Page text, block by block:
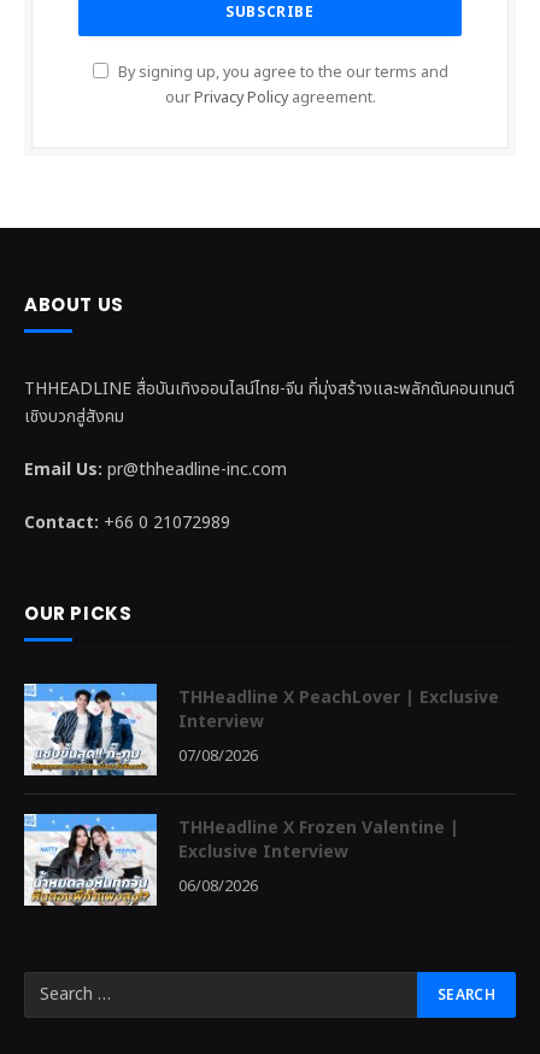
By signing up, you agree to the our terms and
ourPrivacy Policyagreement.
ABOUT US
THHEADLINE สื่อบันเทิงออนไลน์ไทย-จีน ที่มุ่งสร้างและพลักดันคอนเทนต์
เชิงบวกสู่สังคม
Email Us: pr@thheadline-inc.com
Contact: +66 0 21072989
OUR PICKS
THHeadline X PeachLover | Exclusive
Interview
07/08/2026
THHeadline X Frozen Valentine |
Exclusive Interview
06/08/2026